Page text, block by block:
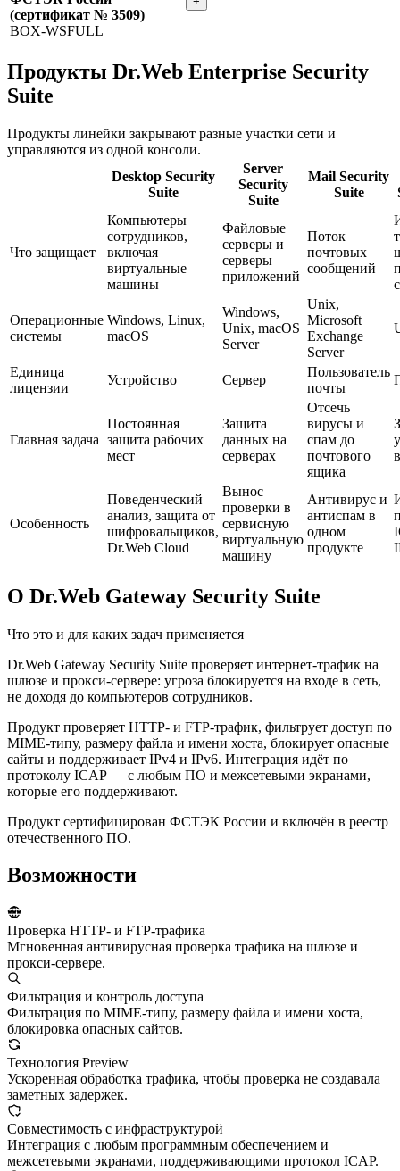
(сертификат № 3509)
BOX-WSFULL
Продукты Dr.Web Enterprise Security
Suite
Продукты линейки закрывают разные участки сети и
управляются из одной консоли.
Desktop Security
Suite
Server
Security
Suite
Mail Security
Suite
Что защищает
Компьютеры
сотрудников,
включая
виртуальные
машины
Файловые
серверы и
серверы
приложений
Поток
почтовых
сообщений
Операционные
системы
Windows, Linux,
macOS
Windows,
Unix, macOS
Server
Unix,
Microsoft
Exchange
Server
Единица
лицензии
Устройство Сервер
Пользователь
почты
Главная задача
Постоянная
защита рабочих
мест
Защита
данных на
серверах
Отсечь
вирусы и
спам до
почтового
ящика
Особенность
Поведенческий
анализ, защита от
шифровальщиков,
Dr.Web Cloud
Вынос
проверки в
сервисную
виртуальную
машину
Антивирус и
антиспам в
одном
продукте
О Dr.Web Gateway Security Suite
Что это и для каких задач применяется
Dr.Web Gateway Security Suite проверяет интернет-трафик на
шлюзе и прокси-сервере: угроза блокируется на входе в сеть,
не доходя до компьютеров сотрудников.
Продукт проверяет HTTP- и FTP-трафик, фильтрует доступ по
MIME-типу, размеру файла и имени хоста, блокирует опасные
сайты и поддерживает IPv4 и IPv6. Интеграция идёт по
протоколу ICAP — с любым ПО и межсетевыми экранами,
которые его поддерживают.
Продукт сертифицирован ФСТЭК России и включён в реестр
отечественного ПО.
Возможности
Проверка HTTP- и FTP-трафика
Мгновенная антивирусная проверка трафика на шлюзе и
прокси-сервере.
Фильтрация и контроль доступа
Фильтрация по MIME-типу, размеру файла и имени хоста,
блокировка опасных сайтов.
Технология Preview
Ускоренная обработка трафика, чтобы проверка не создавала
заметных задержек.
Совместимость с инфраструктурой
Интеграция с любым программным обеспечением и
межсетевыми экранами, поддерживающими протокол ICAP.